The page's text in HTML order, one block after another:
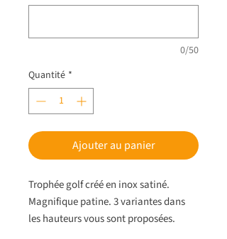
0/50
Quantité *
Ajouter au panier
Trophée golf créé en inox satiné.
Magnifique patine. 3 variantes dans
les hauteurs vous sont proposées.